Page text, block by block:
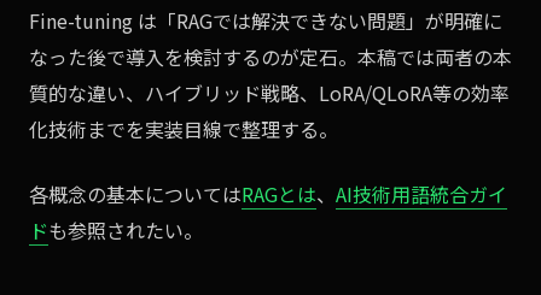
Fine-tuning は「RAGでは解決できない問題」が明確に
なった後で導入を検討するのが定石。本稿では両者の本
質的な違い、ハイブリッド戦略、LoRA/QLoRA等の効率
化技術までを実装目線で整理する。
各概念の基本についてはRAGとは、 AI技術用語統合ガイ
ドも参照されたい。